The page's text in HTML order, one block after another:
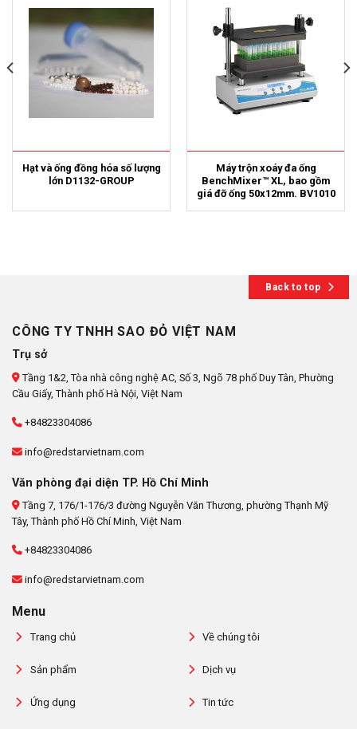
Hạt và ống đồng hóa số lượng
lớn D1132-GROUP
Máy trộn xoáy đa ống
BenchMixer™ XL, bao gồm
giá đỡ ống 50x12mm. BV1010
Back to top
CÔNG TY TNHH SAO ĐỎ VIỆT NAM
Trụ sở
Tầng 1&2, Tòa nhà công nghệ AC, Số 3, Ngõ 78 phố Duy Tân, Phường
Cầu Giấy, Thành phố Hà Nội, Việt Nam
+84823304086
info@redstarvietnam.com
Văn phòng đại diện TP. Hồ Chí Minh
Tầng 7, 176/1-176/3 đường Nguyễn Văn Thương, phường Thạnh Mỹ
Tây, Thành phố Hồ Chí Minh, Việt Nam
+84823304086
info@redstarvietnam.com
Menu
Trang chủ Về chúng tôi
Sản phẩm Dịch vụ
Ứng dụng Tin tức